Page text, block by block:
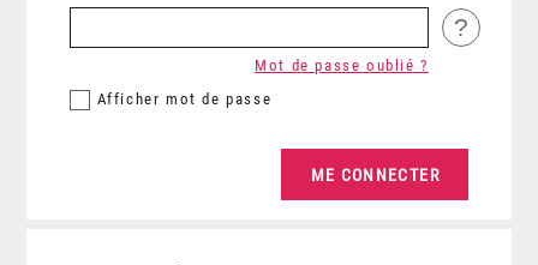
?
Afficher mot de passe
Mot de passe oublié ?